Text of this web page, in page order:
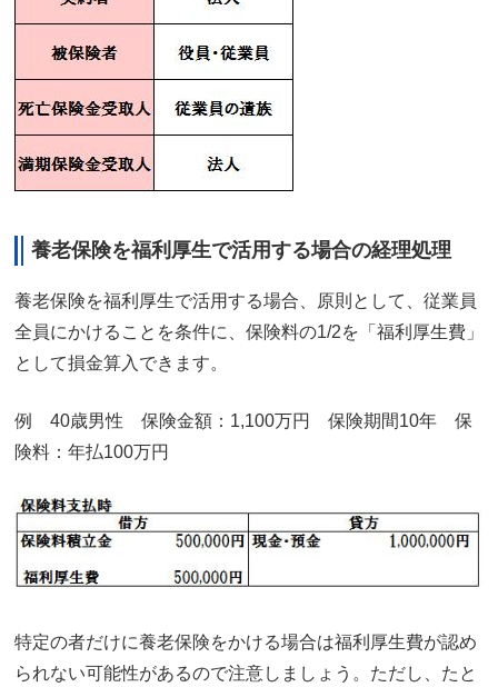
養老保険を福利厚生で活用する場合の経理処理
養老保険を福利厚生で活用する場合、原則として、従業員
全員にかけることを条件に、保険料の1/2を「福利厚生費」
として損金算入できます。
例 40歳男性 保険金額：1,100万円 保険期間10年 保
険料：年払100万円
特定の者だけに養老保険をかける場合は福利厚生費が認め
られない可能性があるので注意しましょう。ただし、たと